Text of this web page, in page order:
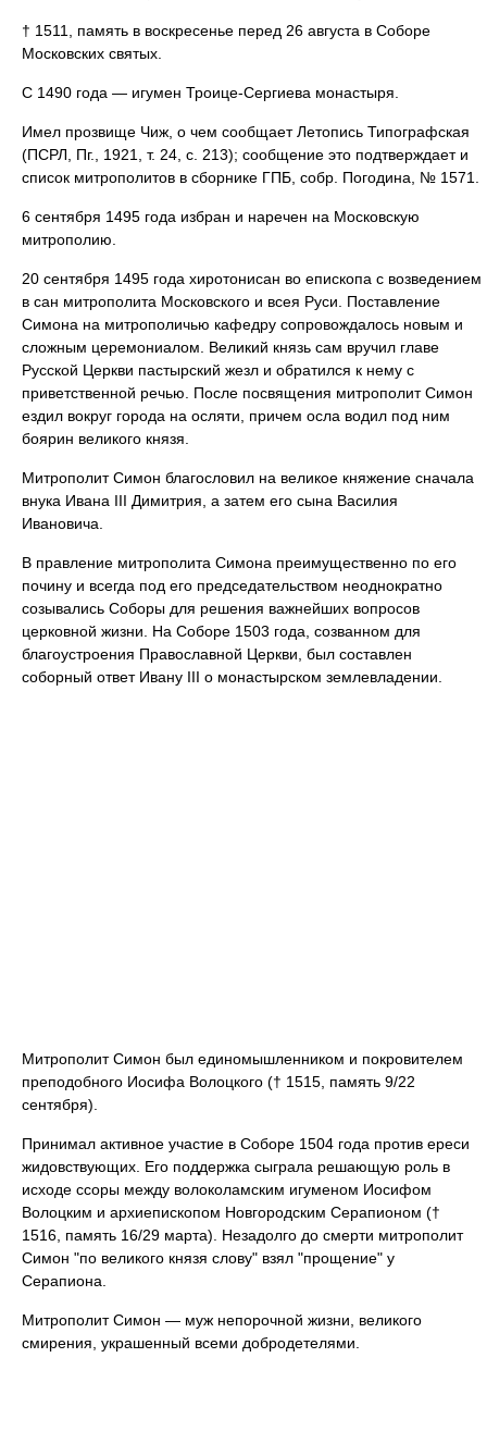
† 1511, память в воскресенье перед 26 августа в Соборе
Московских святых.
С 1490 года — игумен Троице-Сергиева монастыря.
Имел прозвище Чиж, о чем сообщает Летопись Типографская
(ПСРЛ, Пг., 1921, т. 24, с. 213); сообщение это подтверждает и
список митрополитов в сборнике ГПБ, собр. Погодина, № 1571.
6 сентября 1495 года избран и наречен на Московскую
митрополию.
20 сентября 1495 года хиротонисан во епископа с возведением
в сан митрополита Московского и всея Руси. Поставление
Симона на митрополичью кафедру сопровождалось новым и
сложным церемониалом. Великий князь сам вручил главе
Русской Церкви пастырский жезл и обратился к нему с
приветственной речью. После посвящения митрополит Симон
ездил вокруг города на осляти, причем осла водил под ним
боярин великого князя.
Митрополит Симон благословил на великое княжение сначала
внука Ивана III Димитрия, а затем его сына Василия
Ивановича.
В правление митрополита Симона преимущественно по его
почину и всегда под его председательством неоднократно
созывались Соборы для решения важнейших вопросов
церковной жизни. На Соборе 1503 года, созванном для
благоустроения Православной Церкви, был составлен
соборный ответ Ивану III о монастырском землевладении.
Митрополит Симон был единомышленником и покровителем
преподобного Иосифа Волоцкого († 1515, память 9/22
сентября).
Принимал активное участие в Соборе 1504 года против ереси
жидовствующих. Его поддержка сыграла решающую роль в
исходе ссоры между волоколамским игуменом Иосифом
Волоцким и архиепископом Новгородским Серапионом (†
1516, память 16/29 марта). Незадолго до смерти митрополит
Симон "по великого князя слову" взял "прощение" у
Серапиона.
Митрополит Симон — муж непорочной жизни, великого
смирения, украшенный всеми добродетелями.